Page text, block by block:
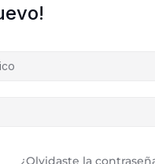
¿Olvidaste la